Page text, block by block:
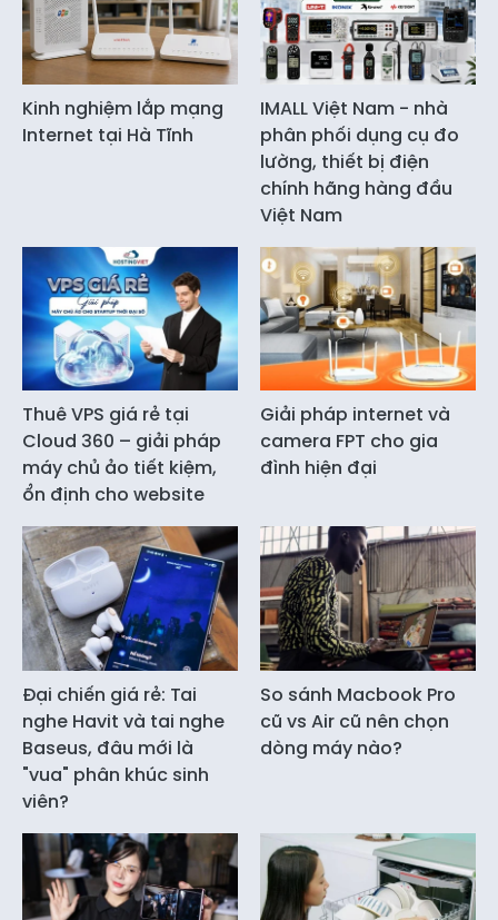
Kinh nghiệm lắp mạng
Internet tại Hà Tĩnh
IMALL Việt Nam - nhà
phân phối dụng cụ đo
lường, thiết bị điện
chính hãng hàng đầu
Việt Nam
Thuê VPS giá rẻ tại
Cloud 360 – giải pháp
máy chủ ảo tiết kiệm,
ổn định cho website
Giải pháp internet và
camera FPT cho gia
đình hiện đại
Đại chiến giá rẻ: Tai
nghe Havit và tai nghe
Baseus, đâu mới là
"vua" phân khúc sinh
viên?
So sánh Macbook Pro
cũ vs Air cũ nên chọn
dòng máy nào?